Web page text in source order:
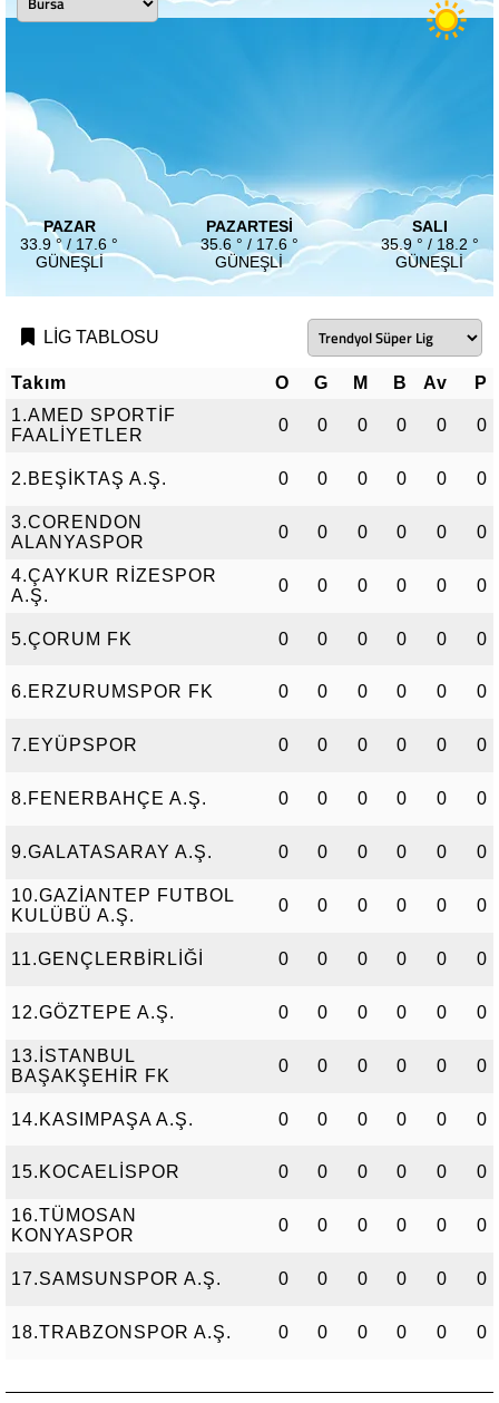
PAZAR
33.9 ° / 17.6 °
GÜNEŞLI
PAZARTESI
35.6 ° / 17.6 °
GÜNEŞLI
SALI
35.9 ° / 18.2 °
GÜNEŞLI
LİG TABLOSU
Takım O G M B Av
P
1.AMED SPORTİF
FAALİYETLER
0 0 0 0 0 0
2.BEŞİKTAŞ A.Ş. 0 0 0 0 0 0
3.CORENDON
ALANYASPOR
0 0 0 0 0 0
4.ÇAYKUR RİZESPOR
A.Ş.
0 0 0 0 0 0
5.ÇORUM FK 0 0 0 0 0 0
6.ERZURUMSPOR FK 0 0 0 0 0 0
7.EYÜPSPOR 0 0 0 0 0 0
8.FENERBAHÇE A.Ş. 0 0 0 0 0 0
9.GALATASARAY A.Ş. 0 0 0 0 0 0
10.GAZİANTEP FUTBOL
KULÜBÜ A.Ş.
0 0 0 0 0 0
11.GENÇLERBİRLİĞİ 0 0 0 0 0 0
12.GÖZTEPE A.Ş. 0 0 0 0 0 0
13.İSTANBUL
BAŞAKŞEHİR FK
0 0 0 0 0 0
14.KASIMPAŞA A.Ş. 0 0 0 0 0 0
15.KOCAELİSPOR 0 0 0 0 0 0
16.TÜMOSAN
KONYASPOR
0 0 0 0 0 0
17.SAMSUNSPOR A.Ş. 0 0 0 0 0 0
18.TRABZONSPOR A.Ş. 0 0 0 0 0 0